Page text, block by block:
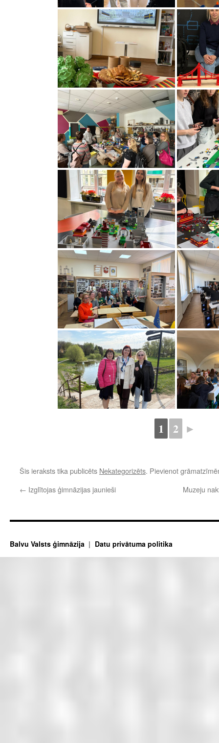
1 2 ►
Šis ieraksts tika publicēts Nekategorizēts. Pievienot
← Izglītojas ģimnāzijas jaunieši Muzeju
Balvu Valsts ģimnāzija Datu privātuma politika